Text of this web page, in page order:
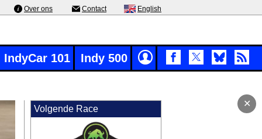
Over ons Contact English
IndyCar 101 Indy 500
✕
Volgende Race